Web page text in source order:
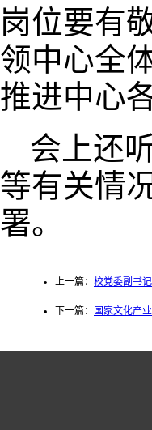
岗位要有
领中心全
推进中心
会上还
等有关情
署。
上一篇： 校党委副书
下一篇： 国家文化产